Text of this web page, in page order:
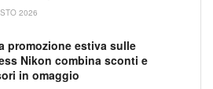
2026
promozione estiva sulle
Nikon combina sconti e
in omaggio